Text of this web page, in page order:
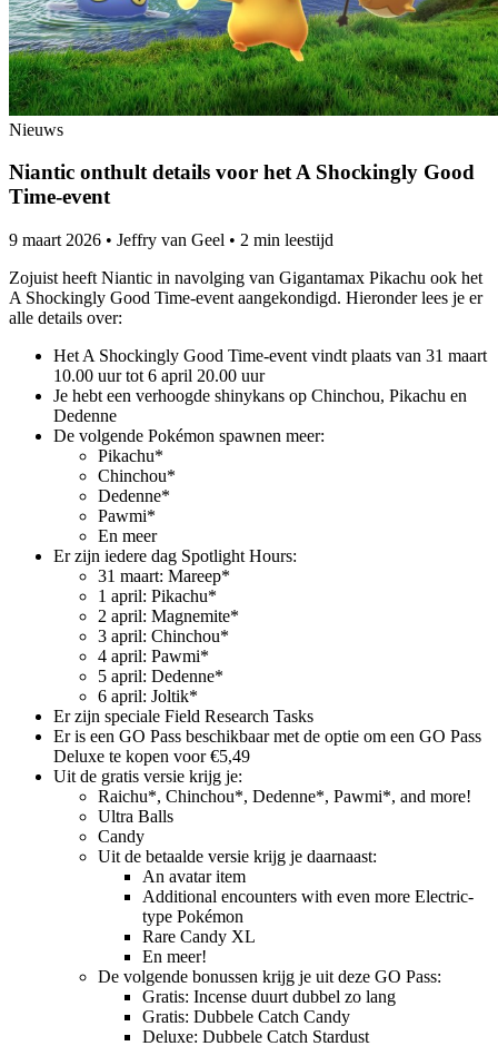
Nieuws
Niantic onthult details voor het A Shockingly Good
Time-event
9 maart 2026 • Jeffry van Geel • 2 min leestijd
Zojuist heeft Niantic in navolging van Gigantamax Pikachu ook het
A Shockingly Good Time-event aangekondigd. Hieronder lees je er
alle details over:
Het A Shockingly Good Time-event vindt plaats van 31 maart
10.00 uur tot 6 april 20.00 uur
Je hebt een verhoogde shinykans op Chinchou, Pikachu en
Dedenne
De volgende Pokémon spawnen meer:
Pikachu*
Chinchou*
Dedenne*
Pawmi*
En meer
Er zijn iedere dag Spotlight Hours:
31 maart: Mareep*
1 april: Pikachu*
2 april: Magnemite*
3 april: Chinchou*
4 april: Pawmi*
5 april: Dedenne*
6 april: Joltik*
Er zijn speciale Field Research Tasks
Er is een GO Pass beschikbaar met de optie om een GO Pass
Deluxe te kopen voor €5,49
Uit de gratis versie krijg je:
Raichu*, Chinchou*, Dedenne*, Pawmi*, and more!
Ultra Balls
Candy
Uit de betaalde versie krijg je daarnaast:
An avatar item
Additional encounters with even more Electric-
type Pokémon
Rare Candy XL
En meer!
De volgende bonussen krijg je uit deze GO Pass:
Gratis: Incense duurt dubbel zo lang
Gratis: Dubbele Catch Candy
Deluxe: Dubbele Catch Stardust